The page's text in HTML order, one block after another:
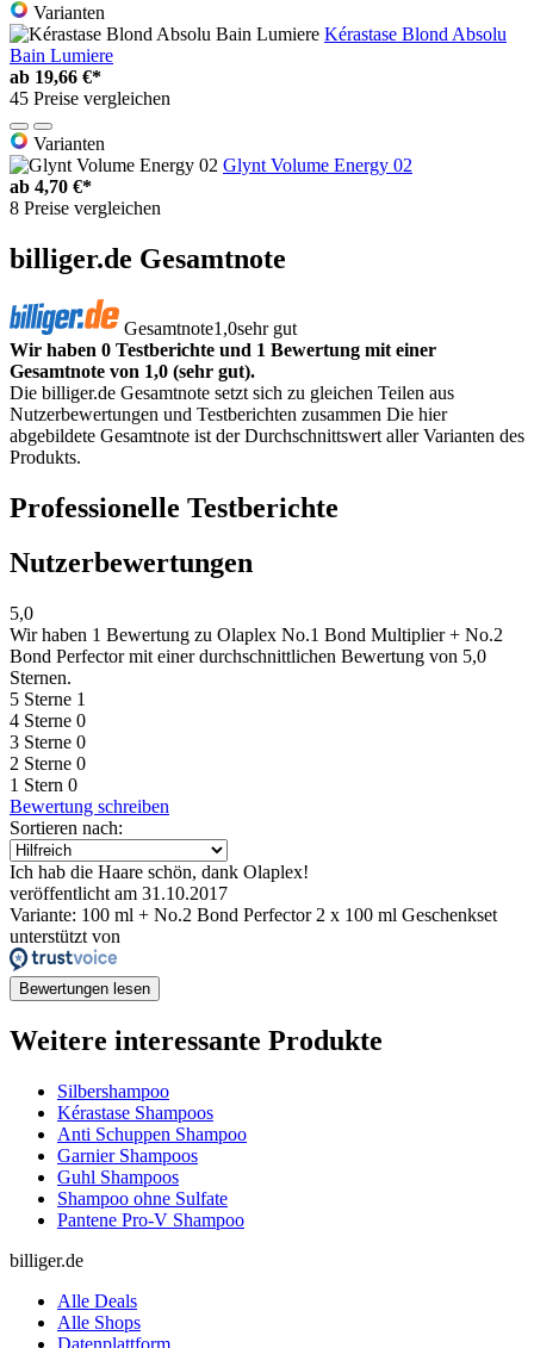
Varianten
Kérastase Blond Absolu
Bain Lumiere
ab 19,66 €*
45 Preise vergleichen
Varianten
Glynt Volume Energy 02
ab 4,70 €*
8 Preise vergleichen
billiger.de Gesamtnote
Gesamtnote1,0sehr gut
Wir haben 0 Testberichte und 1 Bewertung mit einer
Gesamtnote von 1,0 (sehr gut).
Die billiger.de Gesamtnote setzt sich zu gleichen Teilen aus
Nutzerbewertungen und Testberichten zusammen Die hier
abgebildete Gesamtnote ist der Durchschnittswert aller Varianten des
Produkts.
Professionelle Testberichte
Nutzerbewertungen
5,0
Wir haben 1 Bewertung zu Olaplex No.1 Bond Multiplier + No.2
Bond Perfector mit einer durchschnittlichen Bewertung von 5,0
Sternen.
5 Sterne 1
4 Sterne 0
3 Sterne 0
2 Sterne 0
1 Stern 0
Bewertung schreiben
Sortieren nach:
Ich hab die Haare schön, dank Olaplex!
veröffentlicht am 31.10.2017
Variante: 100 ml + No.2 Bond Perfector 2 x 100 ml Geschenkset
unterstützt von
Bewertungen lesen
Weitere interessante Produkte
Silbershampoo
Kérastase Shampoos
Anti Schuppen Shampoo
Garnier Shampoos
Guhl Shampoos
Shampoo ohne Sulfate
Pantene Pro-V Shampoo
billiger.de
Alle Deals
Alle Shops